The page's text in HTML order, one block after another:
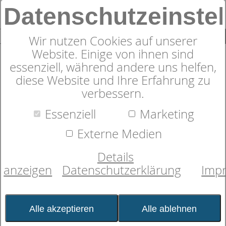
0
Spannbetttuch
dormabell Frottee
Wir nutzen Cookies auf unserer
Website. Einige von ihnen sind
essenziell, während andere uns helfen,
diese Website und Ihre Erfahrung zu
verbessern.
Essenziell
Marketing
Externe Medien
Details
anzeigen
Datenschutzerklärung
Alle akzeptieren Alle ablehnen